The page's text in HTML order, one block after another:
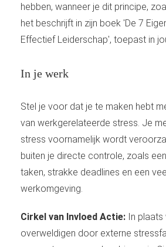
hebben, wanneer je dit principe,
het beschrijft in zijn boek 'De 7
Effectief Leiderschap', toepast in
In je werk
Stel je voor dat je te maken hebt
van werkgerelateerde stress. Je
stress voornamelijk wordt
buiten je directe controle, zoals
taken, strakke deadlines en een
werkomgeving.
Cirkel van Invloed Actie: In plaats
overweldigen door externe